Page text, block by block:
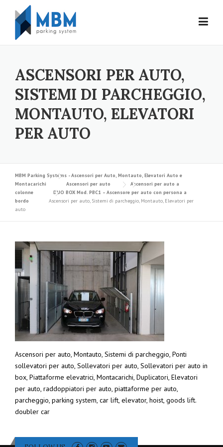
Skip to content
ASCENSORI PER AUTO,
SISTEMI DI PARCHEGGIO,
MONTAUTO, ELEVATORI
PER AUTO
MBM Parking Systems - Ascensori per Auto, Montauto, Elevatori Auto e
Montacarichi
Ascensori per auto
Ascensori per auto a
colonne
DUO BOX Mod. PBC1 – Ascensore per auto con persona a
bordo
Ascensori per auto, Sistemi di parcheggio, Montauto, Elevatori per
auto
Ascensori per auto, Montauto, Sistemi di parcheggio, Ponti
sollevatori per auto, Sollevatori per auto, Sollevatori per auto in
box, Piattaforme elevatrici, Montacarichi, Duplicatori, Elevatori
per auto, raddoppiatori per auto, piattaforme per auto,
parcheggio, parking system, car lift, elevator, hoist, goods lift.
doubler car